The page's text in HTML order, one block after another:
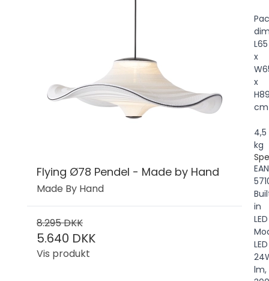
Flying Ø78 Pendel - Made by Hand
Made By Hand
8.295 DKK
5.640 DKK
Vis produkt
L65
x
x
cm
4,5
kg
in
LED
LED
lm,